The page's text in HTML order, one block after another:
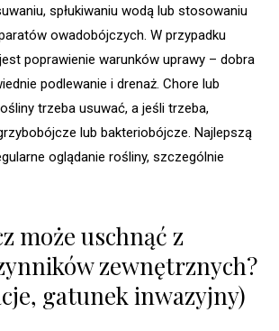
spłukiwaniu wodą lub stosowaniu
owadobójczych. W przypadku
poprawienie warunków uprawy – dobra
podlewanie i drenaż. Chore lub
trzeba usuwać, a jeśli trzeba,
lub bakteriobójcze. Najlepszą
oglądanie rośliny, szczególnie
może uschnąć z
zewnętrznych?
gatunek inwazyjny)